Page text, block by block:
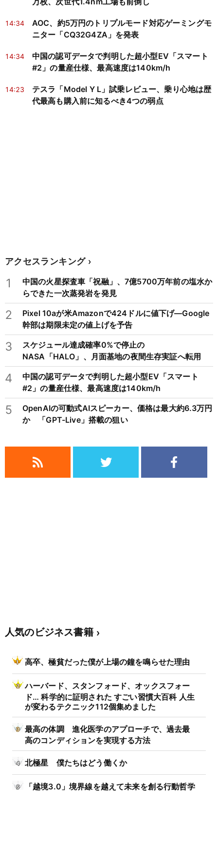
14:34
AOC、約5万円のトリプルモード対応ゲーミングモ
ニター「CQ32G4ZA」を発表
14:34
中国の認可データで判明した超小型EV「スマート
#2」の量産仕様、最高速度は140km/h
14:23
テスラ「Model Y L」試乗レビュー、乗り心地は歴
代最高も購入前に知るべき4つの弱点
アクセスランキング
1
中国の火星探査車「祝融」、7億5700万年前の塩水か
らできた一次蒸発岩を発見
2
Pixel 10aが米Amazonで424ドルに値下げ―Google
幹部は期限未定の値上げを予告
3
スケジュール達成確率0%で停止の
NASA「HALO」、月面基地の夜間生存実証へ転用
4
中国の認可データで判明した超小型EV「スマート
#2」の量産仕様、最高速度は140km/h
5
OpenAIの可動式AIスピーカー、価格は最大約6.3万円
か 「GPT-Live」搭載の狙い
人気のビジネス書籍
高卒、極貧だった僕が上場の鐘を鳴らせた理由
ハーバード、スタンフォード、オックスフォー
ド… 科学的に証明された すごい習慣大百科 人生
が変わるテクニック112個集めました
最高の体調 進化医学のアプローチで、過去最
高のコンディションを実現する方法
北極星 僕たちはどう働くか
「越境3.0」境界線を越えて未来を創る行動哲学